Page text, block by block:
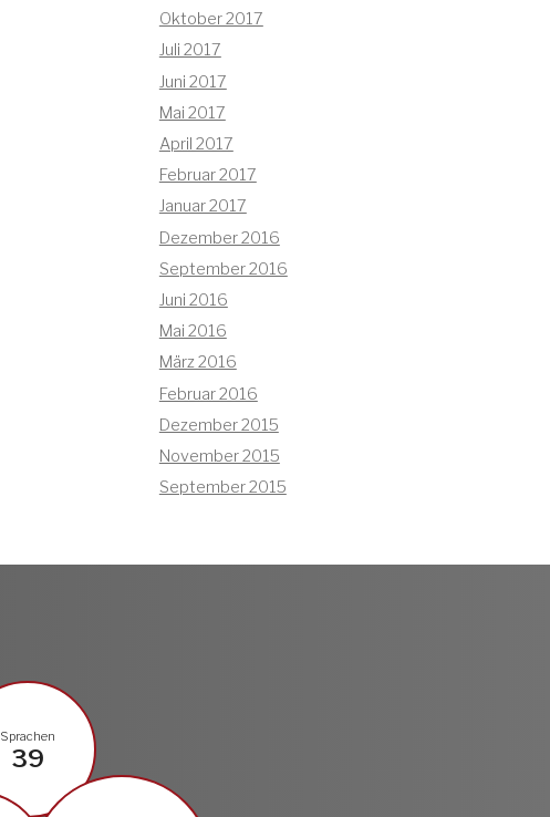
Oktober 2017
Juli 2017
Juni 2017
Mai 2017
April 2017
Februar 2017
Januar 2017
Dezember 2016
September 2016
Juni 2016
Mai 2016
März 2016
Februar 2016
Dezember 2015
November 2015
September 2015
Sprachen
39